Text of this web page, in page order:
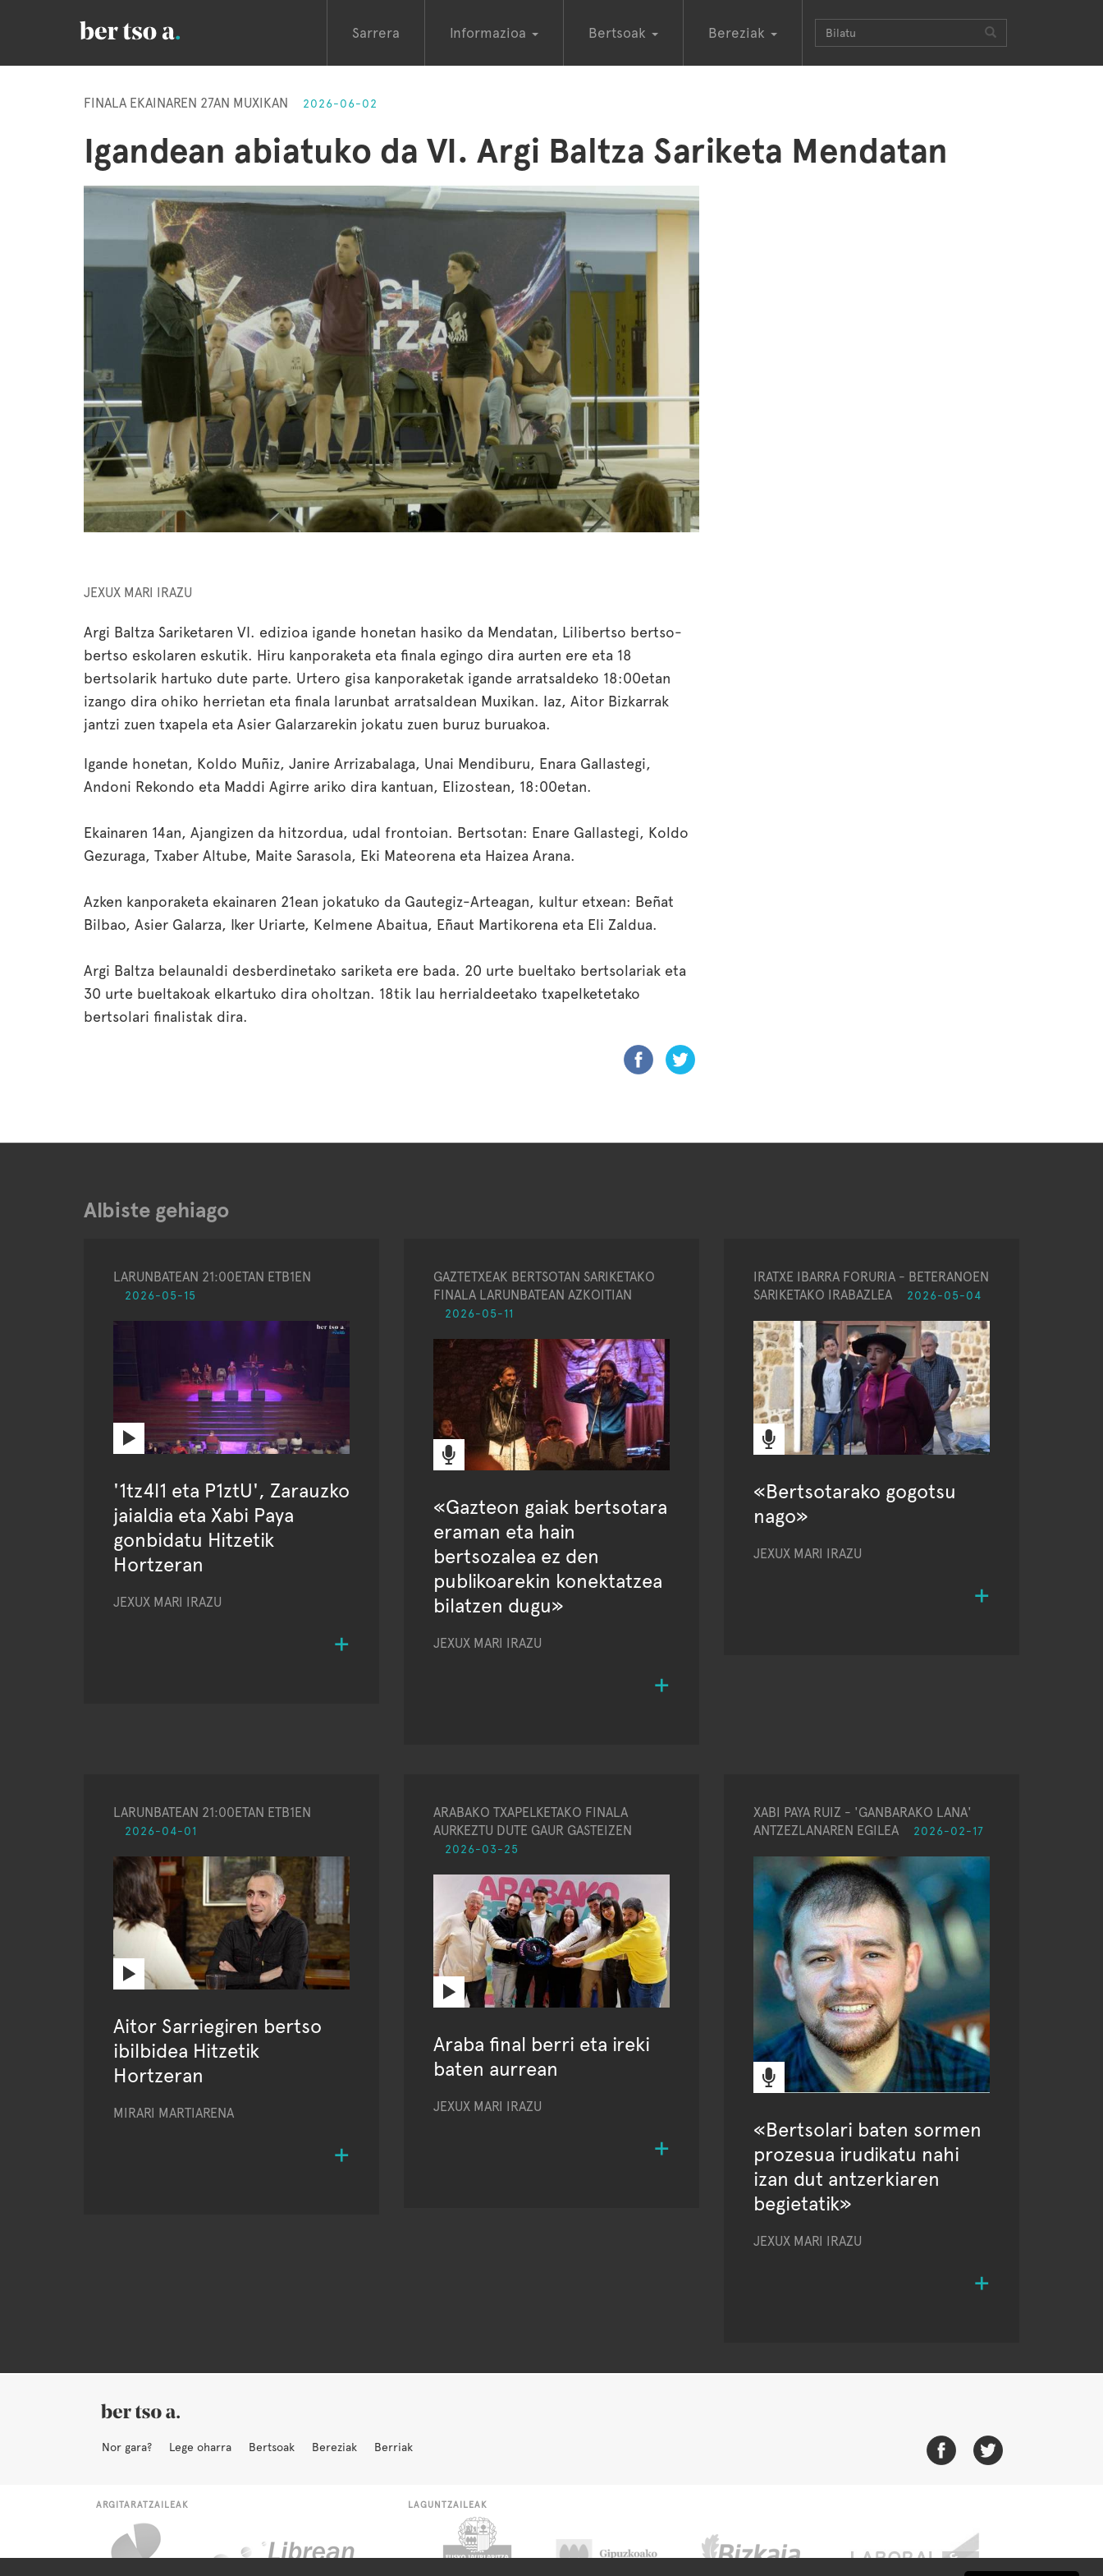
Sarrera Informazioa Bertsoak Bereziak
FINALA EKAINAREN 27AN MUXIKAN 2026-06-02
Igandean abiatuko da VI. Argi Baltza Sariketa Mendatan
JEXUX MARI IRAZU
Argi Baltza Sariketaren VI. edizioa igande honetan hasiko da Mendatan, Lilibertso bertso-
bertso eskolaren eskutik. Hiru kanporaketa eta finala egingo dira aurten ere eta 18
bertsolarik hartuko dute parte. Urtero gisa kanporaketak igande arratsaldeko 18:00etan
izango dira ohiko herrietan eta finala larunbat arratsaldean Muxikan. Iaz, Aitor Bizkarrak
jantzi zuen txapela eta Asier Galarzarekin jokatu zuen buruz buruakoa.
Igande honetan, Koldo Muñiz, Janire Arrizabalaga, Unai Mendiburu, Enara Gallastegi,
Andoni Rekondo eta Maddi Agirre ariko dira kantuan, Elizostean, 18:00etan.
Ekainaren 14an, Ajangizen da hitzordua, udal frontoian. Bertsotan: Enare Gallastegi, Koldo
Gezuraga, Txaber Altube, Maite Sarasola, Eki Mateorena eta Haizea Arana.
Azken kanporaketa ekainaren 21ean jokatuko da Gautegiz-Arteagan, kultur etxean: Beñat
Bilbao, Asier Galarza, Iker Uriarte, Kelmene Abaitua, Eñaut Martikorena eta Eli Zaldua.
Argi Baltza belaunaldi desberdinetako sariketa ere bada. 20 urte bueltako bertsolariak eta
30 urte bueltakoak elkartuko dira oholtzan. 18tik lau herrialdeetako txapelketetako
bertsolari finalistak dira.
Albiste gehiago
LARUNBATEAN 21:00ETAN ETB1EN
2026-05-15
'1tz4l1 eta P1ztU', Zarauzko
jaialdia eta Xabi Paya
gonbidatu Hitzetik
Hortzeran
JEXUX MARI IRAZU
GAZTETXEAK BERTSOTAN SARIKETAKO
FINALA LARUNBATEAN AZKOITIAN
2026-05-11
«Gazteon gaiak bertsotara
eraman eta hain
bertsozalea ez den
publikoarekin konektatzea
bilatzen dugu»
JEXUX MARI IRAZU
IRATXE IBARRA FORURIA - BETERANOEN
SARIKETAKO IRABAZLEA
2026-05-04
«Bertsotarako gogotsu
nago»
JEXUX MARI IRAZU
LARUNBATEAN 21:00ETAN ETB1EN
2026-04-01
Aitor Sarriegiren bertso
ibilbidea Hitzetik
Hortzeran
MIRARI MARTIARENA
ARABAKO TXAPELKETAKO FINALA
AURKEZTU DUTE GAUR GASTEIZEN
2026-03-25
Araba final berri eta ireki
baten aurrean
JEXUX MARI IRAZU
XABI PAYA RUIZ - 'GANBARAKO LANA'
ANTZEZLANAREN EGILEA
2026-02-17
«Bertsolari baten sormen
prozesua irudikatu nahi
izan dut antzerkiaren
begietatik»
JEXUX MARI IRAZU
Nor gara? Lege oharra Bertsoak Bereziak Berriak
ARGITARATZAILEAK LAGUNTZAILEAK